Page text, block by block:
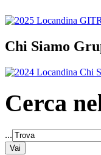
Chi Siamo
Cerca
...